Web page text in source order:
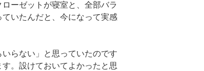
ーゼットが寝室と、全部バラ
いたんだと、今になって実感
らない」と思っていたのです
。設けておいてよかったと思